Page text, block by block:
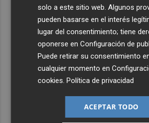
solo a este sitio web. Algunos
pueden basarse en el interés
lugar del consentimiento; tiene
oponerse enConfiguración de
Puede retirar su consentimiento
cualquier momento en
cookies .Política de privacidad
ACEPTAR TODO